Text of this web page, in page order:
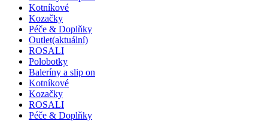
Kotníkové
Kozačky
Péče & Doplňky
Outlet(aktuální)
ROSALI
Polobotky
Baleríny a slip on
Kotníkové
Kozačky
ROSALI
Péče & Doplňky